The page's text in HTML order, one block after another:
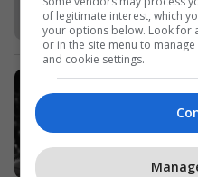
Peja ka
Liga Unike
of legitimate interest, which
your options below. Look for
or in the site menu to
and cookie settings.